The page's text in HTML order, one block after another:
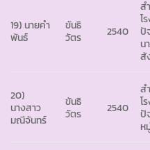
19) นายคำ
พันธ์
ขันธิ
วัตร
2540
ส
โ
ปั
น
สั
20)
นางสาว
มณีจันทร์
ขันธิ
วัตร
2540
ส
โ
ปั
ห